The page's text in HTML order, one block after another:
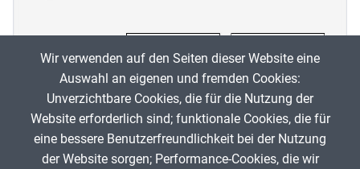
Der Gott der Stadt - Georg Heym
De
Wir verwenden auf den Seiten dieser Website eine
Auswahl an eigenen und fremden Cookies:
Unverzichtbare Cookies, die für die Nutzung der
Website erforderlich sind; funktionale Cookies, die für
eine bessere Benutzerfreundlichkeit bei der Nutzung
der Website sorgen; Performance-Cookies, die wir